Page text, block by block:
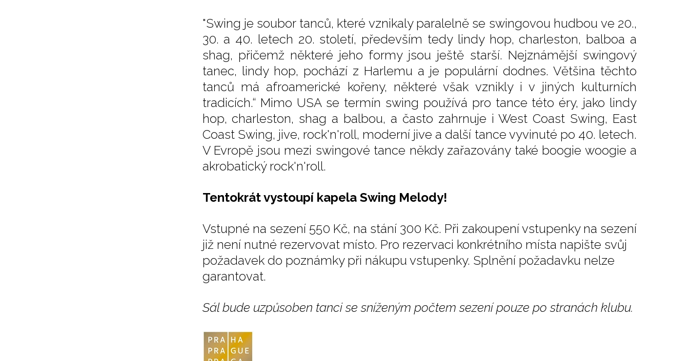
"Swing je soubor tanců, které vznikaly paralelně se swingovou hudbou ve 20.,
30. a 40. letech 20. století, především tedy lindy hop, charleston, balboa a
shag, přičemž některé jeho formy jsou ještě starší. Nejznámější swingový
tanec, lindy hop, pochází z Harlemu a je populární dodnes. Většina těchto
tanců má afroamerické kořeny, některé však vznikly i v jiných kulturních
tradicích.“ Mimo USA se termín swing používá pro tance této éry, jako lindy
hop, charleston, shag a balbou, a často zahrnuje i West Coast Swing, East
Coast Swing, jive, rock'n'roll, moderní jive a další tance vyvinuté po 40. letech.
V Evropě jsou mezi swingové tance někdy zařazovány také boogie woogie a
akrobatický rock'n'roll.
Tentokrát vystoupí kapela Swing Melody!
Vstupné na sezení 550 Kč, na stání 300 Kč. Při zakoupení vstupenky na sezení
již není nutné rezervovat místo. Pro rezervaci konkrétního místa napište svůj
požadavek do poznámky při nákupu vstupenky. Splnění požadavku nelze
garantovat.
Sál bude uzpůsoben tanci se sníženým počtem sezení pouze po stranách klubu.